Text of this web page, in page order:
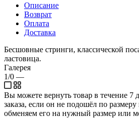
Описание
Возврат
Оплата
Доставка
Бесшовные стринги, классической
ластовица.
Галерея
1/0 —
Вы можете вернуть товар в течение 7
заказа, если он не подошёл по
обменяем его на нужный размер или